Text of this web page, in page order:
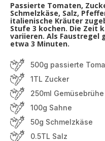
Passierte Tomaten,
Schmelzkäse, Salz,
italienische Kräuter
Stufe 3 kochen. Die Zeit
variieren. Als Faustregel
etwa 3 Minuten.
500g passierte
1TL Zucker
250ml Gemüsebrühe
100g Sahne
50g Schmelzkäse
0.5TL Salz